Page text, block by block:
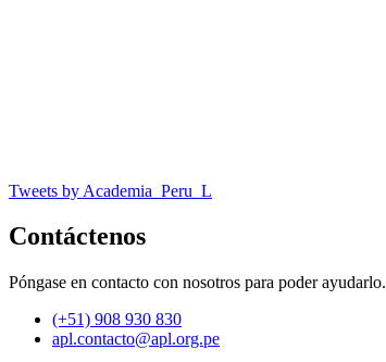
Tweets by Academia_Peru_L
Contáctenos
Póngase en contacto con nosotros para poder ayudarlo.
(+51) 908 930 830
apl.contacto@apl.org.pe